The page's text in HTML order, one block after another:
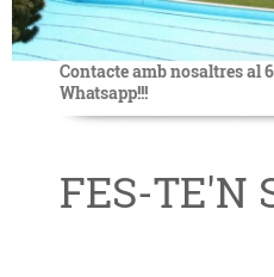
Contacte amb nosaltres al
Whatsapp!!!
FES-TE'N